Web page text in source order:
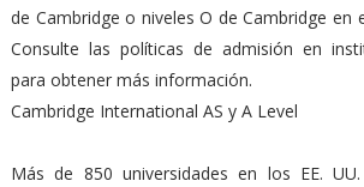
de Cambridge o niveles O de Cambridge en
Consulte las políticas de admisión en
para obtener más información.
Cambridge International AS y A Level
Más de 850 universidades en los EE.